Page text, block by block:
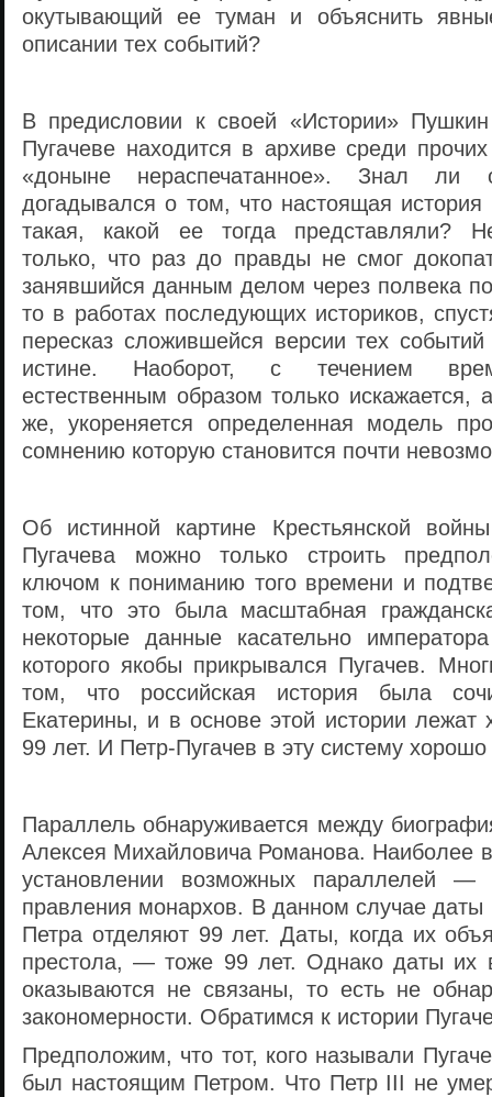
окутывающий ее туман и объяснить
описании тех событий?
В предисловии к своей «Истории»
Пугачеве находится в архиве среди
«доныне нераспечатанное». Знал
догадывался о том, что настоящая история
такая, какой ее тогда представляли?
только, что раз до правды не смог
занявшийся данным делом через полвека
то в работах последующих историков,
пересказ сложившейся версии тех
истине. Наоборот, с течением
естественным образом только искажается,
же, укореняется определенная модель
сомнению которую становится почти
Об истинной картине Крестьянской
Пугачева можно только строить
ключом к пониманию того времени и
том, что это была масштабная
некоторые данные касательно
которого якобы прикрывался Пугачев.
том, что российская история была
Екатерины, и в основе этой истории лежат
99 лет. И Петр-Пугачев в эту систему
Параллель обнаруживается между
Алексея Михайловича Романова. Наиболее
установлении возможных параллелей
правления монархов. В данном случае
Петра отделяют 99 лет. Даты, когда их
престола, — тоже 99 лет. Однако даты их
оказываются не связаны, то есть не
закономерности. Обратимся к истории
Предположим, что тот, кого называли
был настоящим Петром. Что Петр III не